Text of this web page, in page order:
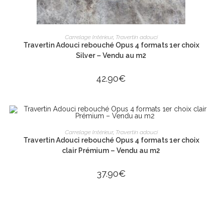
AJOUTER AU PANIER
Carrelage Intérieur, Travertin adouci
Travertin Adouci rebouché Opus 4 formats 1er choix
Silver – Vendu au m2
42.90€
AJOUTER AU PANIER
Carrelage Intérieur, Travertin adouci
Travertin Adouci rebouché Opus 4 formats 1er choix
clair Prémium – Vendu au m2
37.90€